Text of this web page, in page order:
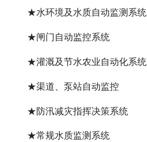
★水环境及水质自动监测系统
★闸门自动监控系统
★灌溉及节水农业自动化系统
★渠道、泵站自动监控
★防汛减灾指挥决策系统
★常规水质监测系统